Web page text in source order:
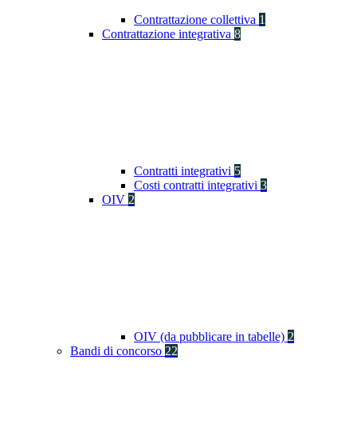
Contrattazione collettiva 1
Contrattazione integrativa 8
Contratti integrativi 5
Costi contratti integrativi 3
OIV 2
OIV (da pubblicare in tabelle) 2
Bandi di concorso 22